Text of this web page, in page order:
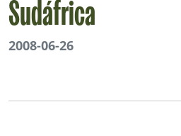
Sudáfrica
2008-06-26